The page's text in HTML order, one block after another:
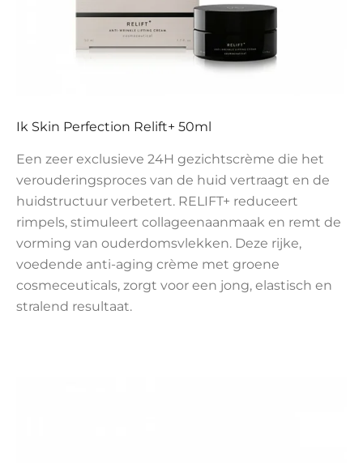
Ik Skin Perfection Relift+ 50ml
Een zeer exclusieve 24H gezichtscrème die het
verouderingsproces van de huid vertraagt en de
huidstructuur verbetert. RELIFT+ reduceert
rimpels, stimuleert collageenaanmaak en remt de
vorming van ouderdomsvlekken. Deze rijke,
voedende anti-aging crème met groene
cosmeceuticals, zorgt voor een jong, elastisch en
stralend resultaat.